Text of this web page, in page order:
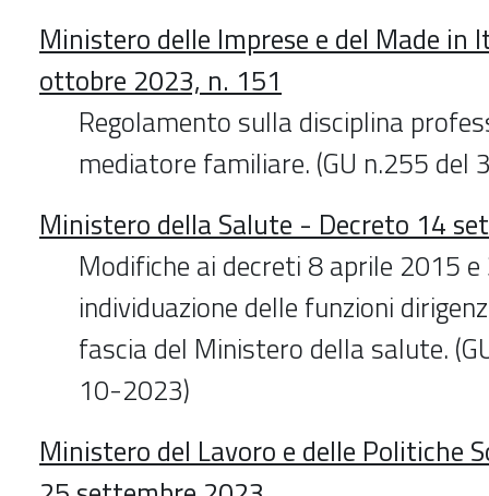
Ministero delle Imprese e del Made in
ottobre 2023, n. 151
Regolamento sulla disciplina
mediatore familiare. (GU n.255
Ministero della Salute - Decreto 14
Modifiche ai decreti 8 aprile 2015
individuazione delle funzioni
fascia del Ministero della salute.
10-2023)
Ministero del Lavoro e delle Politiche